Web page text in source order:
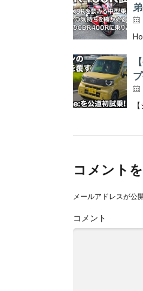
コメント
メールアドレスが公
コメント